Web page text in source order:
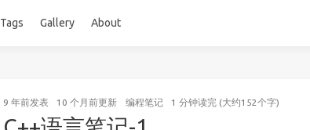
Tags Gallery About
9 年前发表 10 个月前更新 编程笔记 1 分钟读完 (大约152个字)